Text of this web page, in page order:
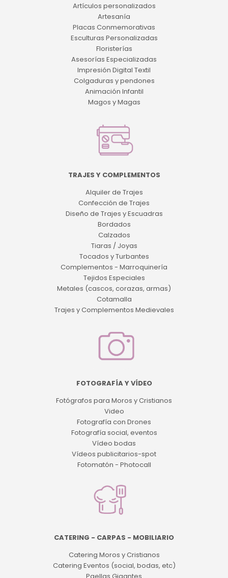
Artículos personalizados
Artesanía
Placas Conmemorativas
Esculturas Personalizadas
Floristerías
Asesorías Especializadas
Impresión Digital Textil
Colgaduras y pendones
Animación Infantil
Magos y Magas
TRAJES Y COMPLEMENTOS
Alquiler de Trajes
Confección de Trajes
Diseño de Trajes y Escuadras
Bordados
Calzados
Tiaras / Joyas
Tocados y Turbantes
Complementos - Marroquinería
Tejidos Especiales
Metales (cascos, corazas, armas)
Cotamalla
Trajes y Complementos Medievales
FOTOGRAFÍA Y VÍDEO
Fotógrafos para Moros y Cristianos
Video
Fotografía con Drones
Fotografía social, eventos
Vídeo bodas
Vídeos publicitarios-spot
Fotomatón - Photocall
CATERING - CARPAS - MOBILIARIO
Catering Moros y Cristianos
Catering Eventos (social, bodas, etc)